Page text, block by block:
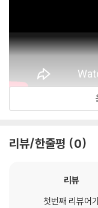
리뷰/한줄평 0
리뷰
첫번째 리뷰어